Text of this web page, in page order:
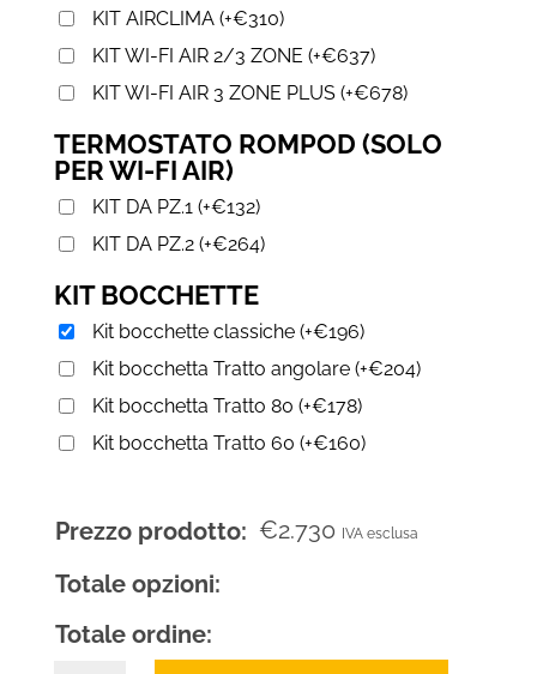
KIT AIRCLIMA (+€310)
KIT WI-FI AIR 2/3 ZONE (+€637)
KIT WI-FI AIR 3 ZONE PLUS (+€678)
TERMOSTATO ROMPOD (SOLO
PER WI-FI AIR)
KIT DA PZ.1 (+€132)
KIT DA PZ.2 (+€264)
KIT BOCCHETTE
Kit bocchette classiche (+€196)
Kit bocchetta Tratto angolare (+€204)
Kit bocchetta Tratto 80 (+€178)
Kit bocchetta Tratto 60 (+€160)
Prezzo prodotto: €2.730 IVA esclusa
Totale opzioni:
Totale ordine: